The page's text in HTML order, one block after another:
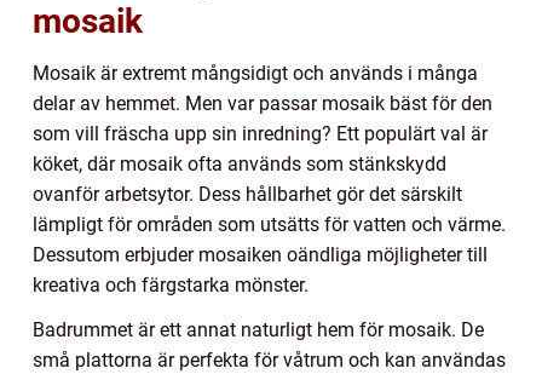
mosaik
Mosaik är extremt mångsidigt och används i många
delar av hemmet. Men var passar mosaik bäst för den
som vill fräscha upp sin inredning? Ett populärt val är
köket, där mosaik ofta används som stänkskydd
ovanför arbetsytor. Dess hållbarhet gör det särskilt
lämpligt för områden som utsätts för vatten och värme.
Dessutom erbjuder mosaiken oändliga möjligheter till
kreativa och färgstarka mönster.
Badrummet är ett annat naturligt hem för mosaik. De
små plattorna är perfekta för våtrum och kan användas